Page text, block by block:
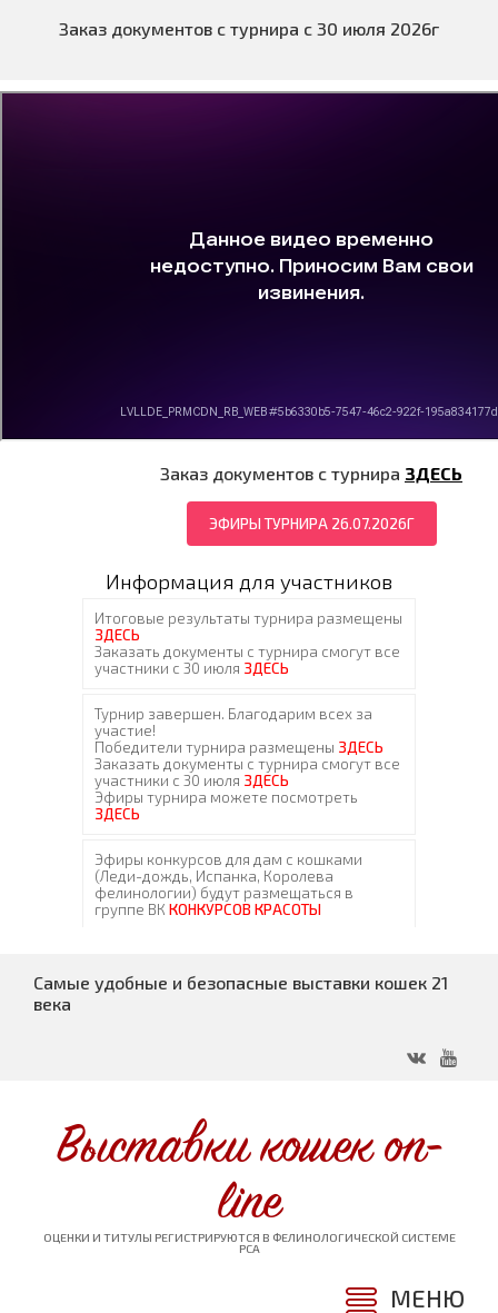
Заказ документов с турнира с 30 июля 2026г
Заказ документов с турнира ЗДЕСЬ
ЭФИРЫ ТУРНИРА 26.07.2026Г
Информация для участников
Самые удобные и безопасные выставки кошек 21
века
Выставки кошек on-
line
ОЦЕНКИ И ТИТУЛЫ РЕГИСТРИРУЮТСЯ В ФЕЛИНОЛОГИЧЕСКОЙ СИСТЕМЕ
PCA
МЕНЮ